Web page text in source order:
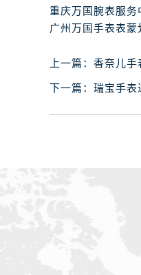
海
唐
内
甘
重庆万国腕表服务
广州万国手表表
上一篇： 香奈儿手
下一篇： 瑞宝手表